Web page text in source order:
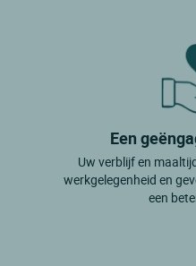
Een
Uw verblijf en
werkgelegenheid en
een